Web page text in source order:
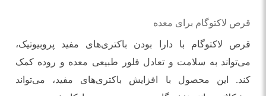
قرص لاکتوگام برای معده
قرص لاکتوگام با دارا بودن باکتری‌های مفید پروبیوتیک،
می‌تواند به سلامت و تعادل فلور طبیعی معده و روده کمک
کند. این محصول با افزایش باکتری‌های مفید، می‌تواند